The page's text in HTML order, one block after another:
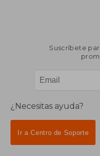
Suscríbete
¿Necesitas ayuda?
Ir a Centro de Soporte